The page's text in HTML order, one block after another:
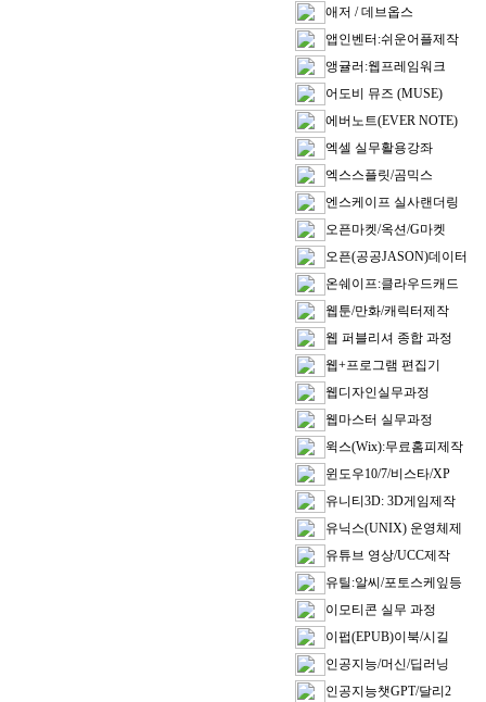
애저 / 데브옵스
앱인벤터:쉬운어플제작
앵귤러:웹프레임워크
어도비 뮤즈 (MUSE)
에버노트(EVER NOTE)
엑셀 실무활용강좌
엑스스플릿/곰믹스
엔스케이프 실사랜더링
오픈마켓/옥션/G마켓
오픈(공공JASON)데이터
온쉐이프:클라우드캐드
웹툰/만화/캐릭터제작
웹 퍼블리셔 종합 과정
웹+프로그램 편집기
웹디자인실무과정
웹마스터 실무과정
윅스(Wix):무료홈피제작
윈도우10/7/비스타/XP
유니티3D: 3D게임제작
유닉스(UNIX) 운영체제
유튜브 영상/UCC제작
유틸:알씨/포토스케잎등
이모티콘 실무 과정
이펍(EPUB)이북/시길
인공지능/머신/딥러닝
인공지능챗GPT/달리2